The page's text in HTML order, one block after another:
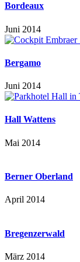
Bordeaux
Juni 2014
Bergamo
Juni 2014
Hall Wattens
Mai 2014
Berner Oberland
April 2014
Bregenzerwald
März 2014